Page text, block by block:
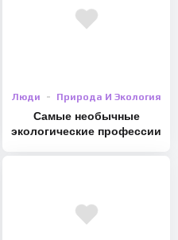
Люди Природа И Экология
Самые необычные
экологические профессии